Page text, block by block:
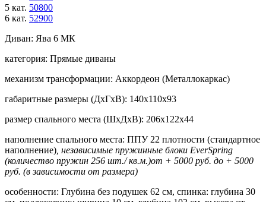
5 кат. 50800
6 кат. 52900
Диван: Ява 6 МК
категория: Прямые диваны
механизм трансформации: Аккордеон (Металлокаркас)
габаритные размеры (ДхГхВ): 140х110х93
размер спального места (ШхДхВ): 206х122х44
наполнение спального места: ППУ 22 плотности (стандартное
наполнение) , независимые пружинные блоки EverSpring
(количество пружин 256 шт./ кв.м.)от + 5000 руб. до + 5000
руб. (в зависимости от размера)
особенности: Глубина без подушек 62 см, спинка: глубина 30